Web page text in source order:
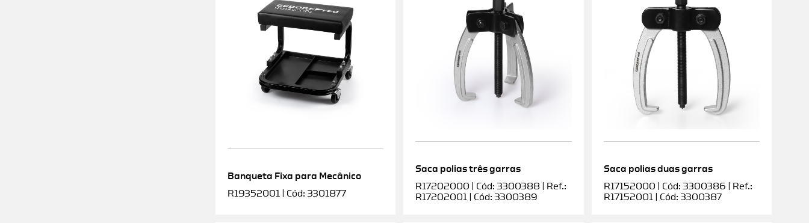
Banqueta Fixa para Mecânico
R19352001 | Cód: 3301877
Saca polias três garras
R17202000 | Cód: 3300388 | Ref.:
R17202001 | Cód: 3300389
Saca polias duas garras
R17152000 | Cód: 3300386 | Ref.:
R17152001 | Cód: 3300387